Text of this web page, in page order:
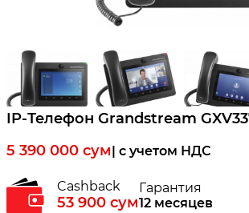
IP-Телефон Grandstream
5 390 000 сум| c учетом НДС
Cashback
53 900 сум
Гарантия
12 месяцев